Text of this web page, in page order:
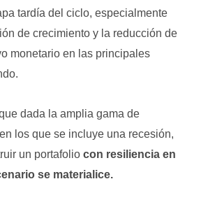
tardía del ciclo, especialmente
de crecimiento y la reducción de
monetario en las principales
dada la amplia gama de
los que se incluye una recesión,
un portafolio con resiliencia en
se materialice.